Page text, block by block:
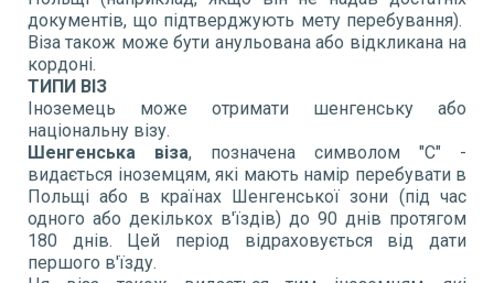
документів, що підтверджують мету перебування).
Віза також може бути анульована або відкликана на
кордоні.
ТИПИ ВІЗ
Іноземець може отримати шенгенську або
національну візу.
Шенгенська віза, позначена символом "С" -
видається іноземцям, які мають намір перебувати в
Польщі або в країнах Шенгенської зони (під час
одного або декількох в'їздів) до 90 днів протягом
180 днів. Цей період відраховується від дати
першого в'їзду.